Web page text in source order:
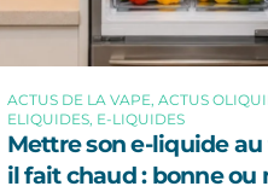
ACTUS DE LA VAPE, ACTUS
ELIQUIDES, E-LIQUIDES
Mettre son e-liquide
il fait chaud : bonne ou